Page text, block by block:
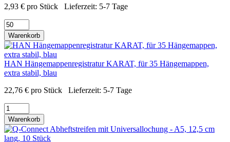
2,93 € pro Stück Lieferzeit: 5-7 Tage
Warenkorb
HAN Hängemappenregistratur KARAT, für 35 Hängemappen,
extra stabil, blau
22,76 € pro Stück Lieferzeit: 5-7 Tage
Warenkorb